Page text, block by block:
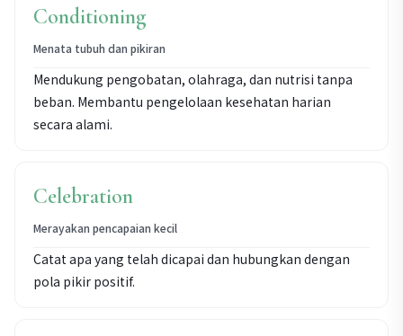
Conditioning
Menata tubuh dan pikiran
Mendukung pengobatan, olahraga, dan nutrisi tanpa
beban. Membantu pengelolaan kesehatan harian
secara alami.
Celebration
Merayakan pencapaian kecil
Catat apa yang telah dicapai dan hubungkan dengan
pola pikir positif.